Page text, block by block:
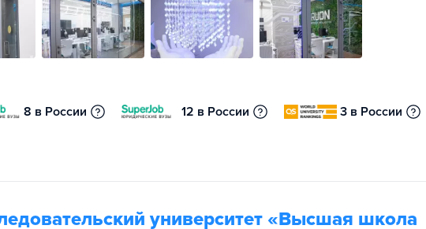
8 в России 12 в России 3 в России
университет «Высшая школа